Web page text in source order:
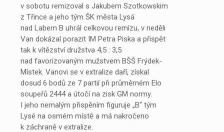
v sobotu remizoval s Jakubem Szotkowskim
z Třince a jeho tým ŠK města Lysá
nad Labem B uhrál celkovou remízu, v neděli
Van dokázal porazit IM Petra Piska a přispět
tak k vítězství družstva 4,5 : 3,5
nad favorizovaným mužstvem BŠŠ Frýdek-
Místek. Vanovi se v extralize daří, získal
dosud 6 bodů ze 7 partií při průměrném Elo
soupeřů 2444 a útočí na zisk GM normy.
I jeho nemalým přispěním figuruje „B“ tým
Lysé na osmém místě a má nakročeno
k záchraně v extralize.